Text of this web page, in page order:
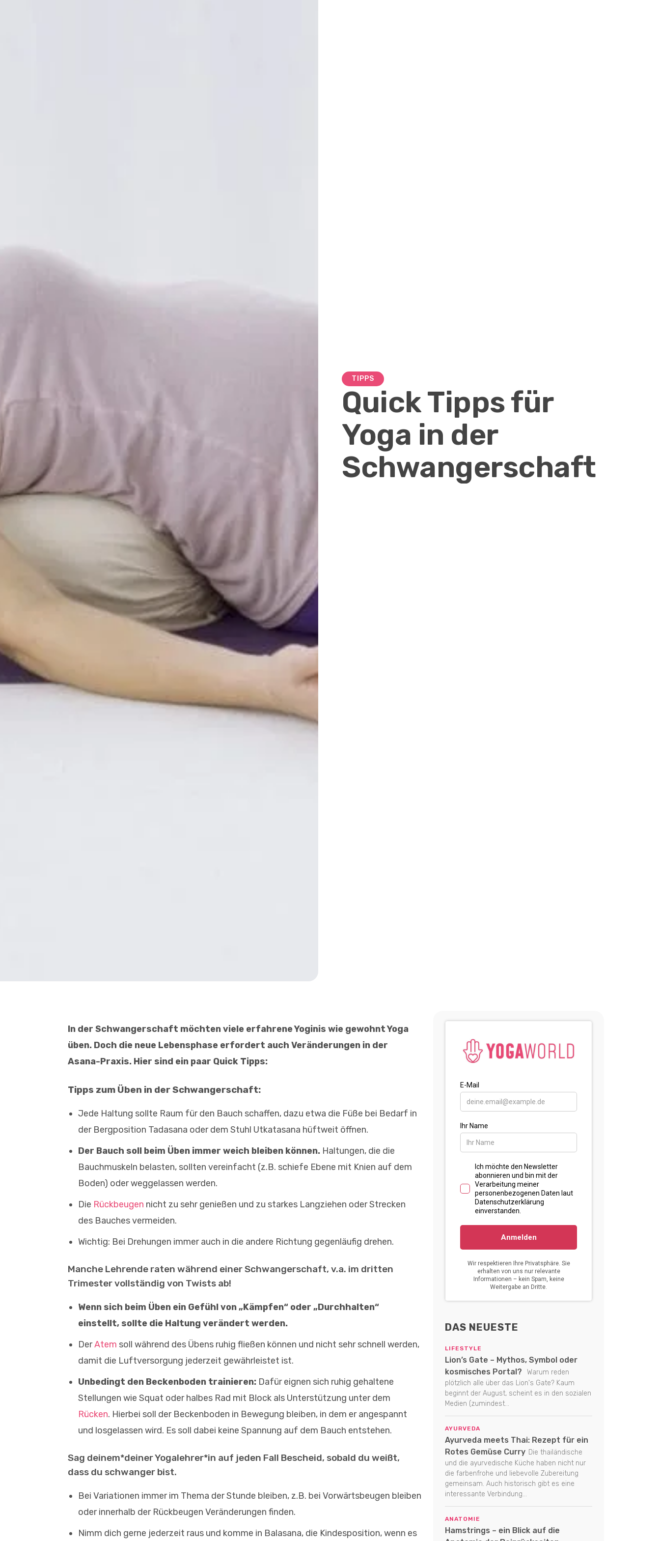
TIPPS
Quick Tipps für
Yoga in der
Schwangerschaft
In der Schwangerschaft möchten viele erfahrene Yoginis wie gewohnt Yoga
üben. Doch die neue Lebensphase erfordert auch Veränderungen in der
Asana-Praxis. Hier sind ein paar Quick Tipps:
Tipps zum Üben in der Schwangerschaft:
Jede Haltung sollte Raum für den Bauch schaffen, dazu etwa die Füße bei Bedarf in
der Bergposition Tadasana oder dem Stuhl Utkatasana hüftweit öffnen.
Der Bauch soll beim Üben immer weich bleiben können. Haltungen, die die
Bauchmuskeln belasten, sollten vereinfacht (z.B. schiefe Ebene mit Knien auf dem
Boden) oder weggelassen werden.
Die Rückbeugen nicht zu sehr genießen und zu starkes Langziehen oder Strecken
des Bauches vermeiden.
Wichtig: Bei Drehungen immer auch in die andere Richtung gegenläufig drehen.
Manche Lehrende raten während einer Schwangerschaft, v.a. im dritten
Trimester vollständig von Twists ab!
Wenn sich beim Üben ein Gefühl von „Kämpfen“ oder „Durchhalten“
einstellt, sollte die Haltung verändert werden.
DerAtem soll während des Übens ruhig fließen können und nicht sehr schnell werden,
damit die Luftversorgung jederzeit gewährleistet ist.
Unbedingt den Beckenboden trainieren: Dafür eignen sich ruhig gehaltene
Stellungen wie Squat oder halbes Rad mit Block als Unterstützung unter dem
Rücken. Hierbei soll der Beckenboden in Bewegung bleiben, in dem er angespannt
und losgelassen wird. Es soll dabei keine Spannung auf dem Bauch entstehen.
Sag deinem*deiner Yogalehrer*in auf jeden Fall Bescheid, sobald du weißt,
dass du schwanger bist.
Bei Variationen immer im Thema der Stunde bleiben, z.B. bei Vorwärtsbeugen bleiben
oder innerhalb der Rückbeugen Veränderungen finden.
Nimm dich gerne jederzeit raus und komme in Balasana, die Kindesposition, wenn es
DAS NEUESTE
LIFESTYLE
Lion’s Gate – Mythos, Symbol oder
kosmisches Portal?
Warum reden
plötzlich alle über das Lion's Gate? Kaum
beginnt der August, scheint es in den sozialen
Medien (zumindest...
AYURVEDA
Ayurveda meets Thai: Rezept für ein
Rotes Gemüse Curry Die thailändische
und die ayurvedische Küche haben nicht nur
die farbenfrohe und liebevolle Zubereitung
gemeinsam. Auch historisch gibt es eine
interessante Verbindung...
ANATOMIE
Hamstrings – ein Blick auf die